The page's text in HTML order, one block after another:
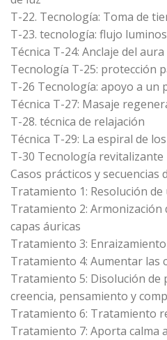
T-22. Tecnología: Toma de
T-23. tecnología: flujo
Técnica T-24: Anclaje del aura
Tecnología T-25: protección
T-26 Tecnología: apoyo a un
Técnica T-27: Masaje
T-28. técnica de relajación
Técnica T-29: La espiral de
T-30 Tecnología revitalizante
Casos prácticos y
Tratamiento 1: Resolución
Tratamiento 2: Armonización
capas áuricas
Tratamiento 3:
Tratamiento 4: Aumentar las
Tratamiento 5: Disolución de
creencia, pensamiento y
Tratamiento 6: Tratamiento
Tratamiento 7: Aporta calma